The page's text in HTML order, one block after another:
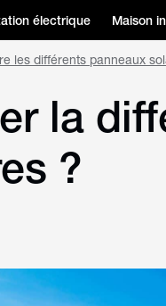
électrique Maison
les différents panneaux
la
?